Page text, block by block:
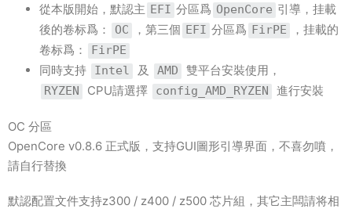
從本版開始，默認主 EFI 分區爲 OpenCore 引導，挂載
後的卷标爲：
OC ，第三個 EFI 分區爲 FirPE
，挂載的
卷标爲：
FirPE
同時支持 Intel 及 AMD 雙平台安裝使用，
RYZEN CPU請選擇 config_AMD_RYZEN 進行安裝
OC 分區
OpenCore v0.8.6 正式版，支持GUI圖形引導界面，不喜勿噴，
請自行替換
默認配置文件支持z300 / z400 / z500 芯片組，其它主闆請将相